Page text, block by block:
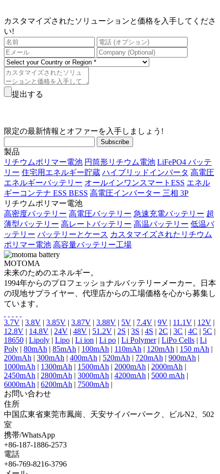
カスタマイズされたソリューションと価格を入手してくださ
い!
提出する
限定の最新情報とオファーを入手しましょう!
製品
リチウムポリマー電池 円筒形リチウム電池 LiFePO4 バッテ
リー 住宅用エネルギー貯蔵 ハイブリッドインバータ 高電圧
エネルギーバッテリー オールインワンスマートESS エネル
ギーコンテナ ESS BESS 高電圧インバーター 三相 3P
リチウムポリマー電池
高密度バッテリー 高電圧バッテリー 急速充電バッテリー 超
薄型バッテリー 高レートバッテリー 高温バッテリー 低温バ
ッテリー バッテリーとケース カスタマイズされたリチウム
ポリマー電池 高容量バッテリー工場
MOTOMA
未来のためのエネルギー。
1994年からのプロフェッショナルバッテリーメーカー。日本
の現地サプライヤー、代理店からの工場価格を心から募集し
ています。
3.7V | 3.8V | 3.85V | 3.87V | 3.88V | 5V | 7.4V | 9V | 11.1V | 12V |
12.8V | 14.8V | 24V | 48V | 51.2V | 2S | 3S | 4S | 2C | 3C | 4C | 5C |
18650 | Lipoly | Lipo | Li ion | Li po | Li Polymer| LiPo Cells | Li
Poly | 80mAh | 85mAh | 100mAh | 110mAh | 120mAh | 150 mAh |
200mAh | 300mAh | 400mAh | 520mAh | 720mAh | 900mAh |
1000mAh | 1300mAh | 1500mAh | 2000mAh | 2000mAh |
2450mAh | 2800mAh | 3000mAh | 4200mAh | 5000 mAh |
6000mAh | 6200mAh | 7500mAh |
お問い合わせ
住所
中国広東省東莞市鳳崗、天安サイバーパーク、ビルN2、502
室
携帯/WhatsApp
+86-187-1886-2573
電話
+86-769-8216-3796